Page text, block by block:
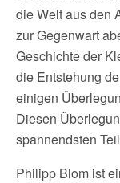
die Welt aus den
zur Gegenwart
Geschichte der
die Entstehung
einigen
Diesen
spannendsten
Philipp Blom ist